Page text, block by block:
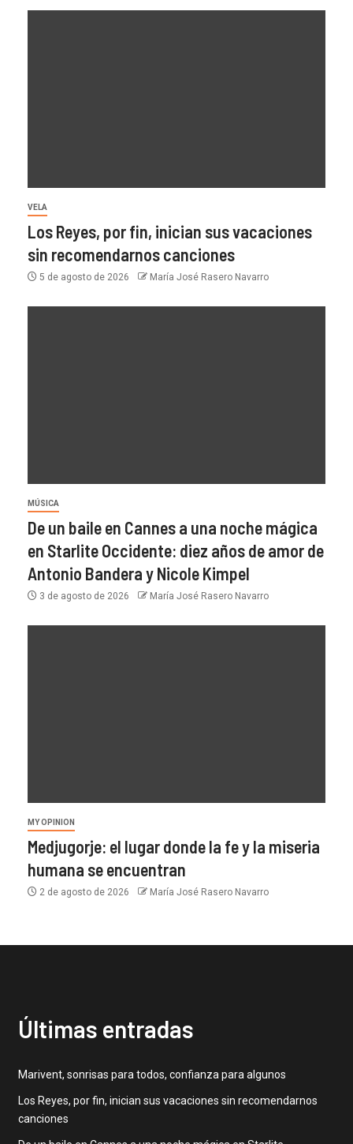
VELA
Los Reyes, por fin, inician sus vacaciones
sin recomendarnos canciones
5 de agosto de 2026 María José Rasero Navarro
MÚSICA
De un baile en Cannes a una noche mágica
en Starlite Occidente: diez años de amor de
Antonio Bandera y Nicole Kimpel
3 de agosto de 2026 María José Rasero Navarro
MY OPINION
Medjugorje: el lugar donde la fe y la miseria
humana se encuentran
2 de agosto de 2026 María José Rasero Navarro
Últimas entradas
Marivent, sonrisas para todos, confianza para algunos
Los Reyes, por fin, inician sus vacaciones sin recomendarnos
canciones